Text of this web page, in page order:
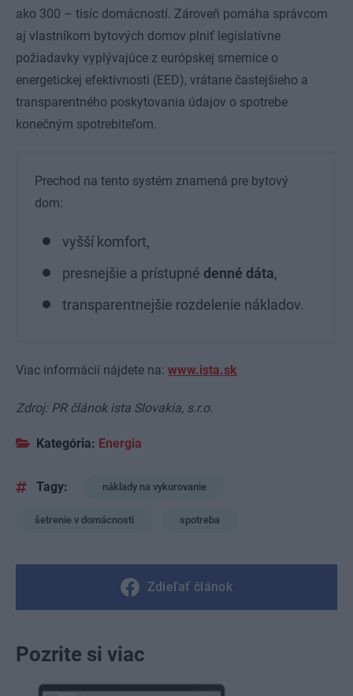
ako 300 – tisíc domácností. Zároveň pomáha správcom
aj vlastníkom bytových domov plniť legislatívne
požiadavky vyplývajúce z európskej smernice o
energetickej efektívnosti (EED), vrátane častejšieho a
transparentného poskytovania údajov o spotrebe
konečným spotrebiteľom.
Prechod na tento systém znamená pre bytový
dom:
vyšší komfort,
presnejšie a prístupné denné dáta,
transparentnejšie rozdelenie nákladov.
Viac informácií nájdete na: www.ista.sk
Zdroj: PR článok ista Slovakia, s.r.o.
Kategória: Energia
Tagy: náklady na vykurovanie
šetrenie v domácnosti spotreba
Zdieľať článok
Pozrite si viac